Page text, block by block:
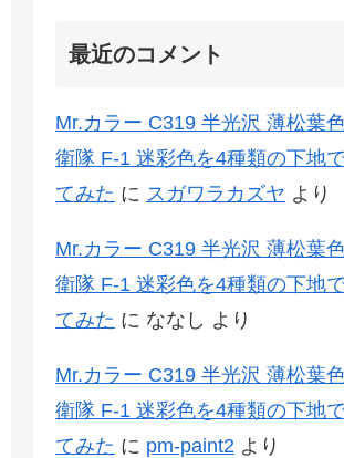
最近のコメント
Mr.カラー C319 半光沢 薄松葉
衛隊 F-1 迷彩色を4種類の下地
てみた に スガワラカズヤ より
Mr.カラー C319 半光沢 薄松葉
衛隊 F-1 迷彩色を4種類の下地
てみた に ななし より
Mr.カラー C319 半光沢 薄松葉
衛隊 F-1 迷彩色を4種類の下地
てみた に pm-paint2 より